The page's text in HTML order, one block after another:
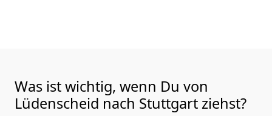
Was ist wichtig, wenn Du von
Lüdenscheid nach Stuttgart ziehst?